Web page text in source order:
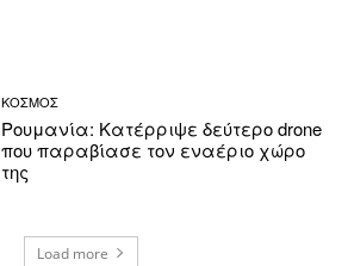
ΚΟΣΜΟΣ
Ρουμανία: Κατέρριψε δεύτερο drone
που παραβίασε τον εναέριο χώρο
της
Load more